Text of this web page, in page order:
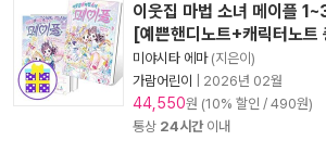
이웃집 마법 소녀 메이플
[예쁜핸디노트+캐릭터노트
미야시타 에마(지은이)
가람어린이
2026년 02월
44,550원 (10% 할인 / 490원)
통상 24시간이내